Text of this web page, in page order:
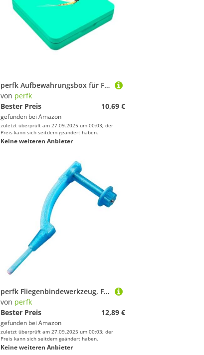
perfk Aufbewahrungsbox für Fliegenfischer, Organizer, leicht, für Ausrüstung, Aufbewahrungsbehälter für Angelköder und Haken, für Fluss und Outdoor, Blau
von perfk
Bester Preis
10,69 €
gefunden bei Amazon
zuletzt überprüft am 27.09.2025 um 00:03; der
Preis kann sich seitdem geändert haben.
Keine weiteren Anbieter
perfk Fliegenbindewerkzeug, Fliegenzubehör, Geschenk für, praktisch, leicht, Angelgeräte, Haltbarkeit, Ausrüstung, tragbar, Blau, 10 cm X 4.55 cm
von perfk
Bester Preis
12,89 €
gefunden bei Amazon
zuletzt überprüft am 27.09.2025 um 00:03; der
Preis kann sich seitdem geändert haben.
Keine weiteren Anbieter